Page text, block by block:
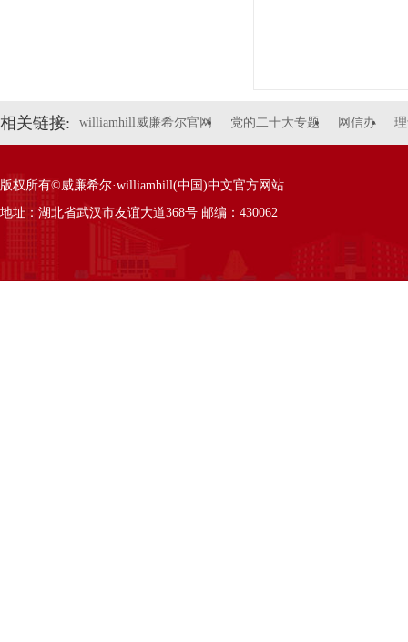
相关链接: williamhill威廉希尔官网 党的二十大专题 网信办
版权所有©威廉希尔·williamhill(中国)中文官方网站
地址：湖北省武汉市友谊大道368号 邮编：430062